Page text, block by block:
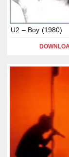
U2 – Boy (1980)